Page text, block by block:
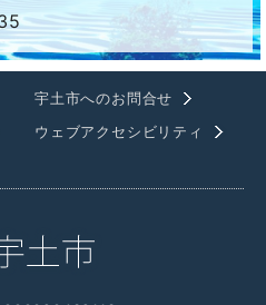
宇土市へのお問合せ
ウェブアクセシビリティ